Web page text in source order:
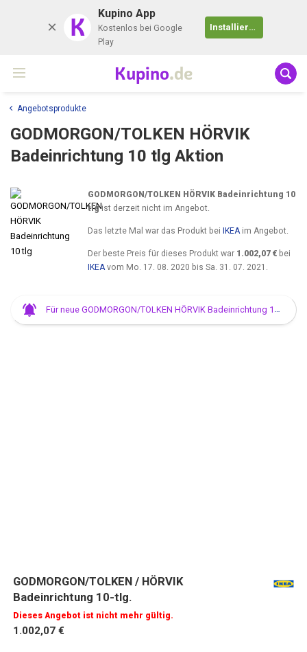
K Kupino App
Kostenlos bei Google
Play
Installieren
Kupino.de
Angebotsprodukte
GODMORGON/TOLKEN HÖRVIK
Badeinrichtung 10 tlg Aktion
GODMORGON/TOLKEN HÖRVIK Badeinrichtung 10
tlgist derzeit nicht im Angebot.
Das letzte Mal war das Produkt bei IKEAim Angebot.
Der beste Preis für dieses Produkt war 1.002,07 €bei
IKEAvom Mo. 17. 08. 2020 bis Sa. 31. 07. 2021
Für neue GODMORGON/TOLKEN HÖRVIK Badeinrichtung 10 tlg Angebote anmelden
GODMORGON/TOLKEN / HÖRVIK
Badeinrichtung 10-tlg.
Dieses Angebot ist nicht mehr gültig.
1.002,07 €